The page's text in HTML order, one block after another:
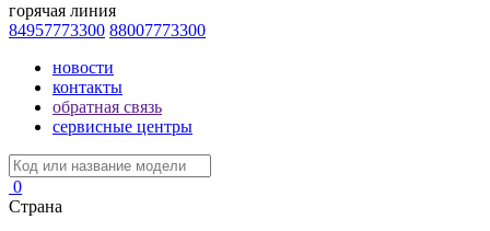
горячая линия
84957773300 88007773300
новости
контакты
обратная связь
сервисные центры
0
Страна